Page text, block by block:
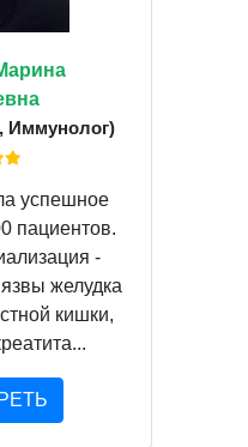
Иммунолог)
успешное
пациентов.
-
желудка
кишки,